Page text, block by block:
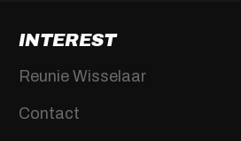
INTEREST
Reunie Wisselaar
Contact